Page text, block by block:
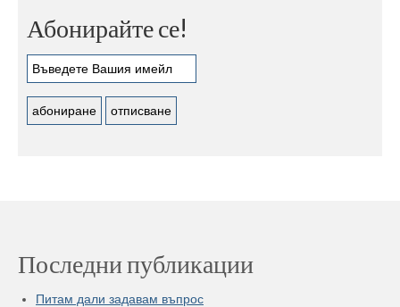
Абонирайте се!
Последни публикации
Питам дали задавам въпрос